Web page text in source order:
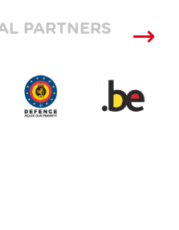
PARTNERS